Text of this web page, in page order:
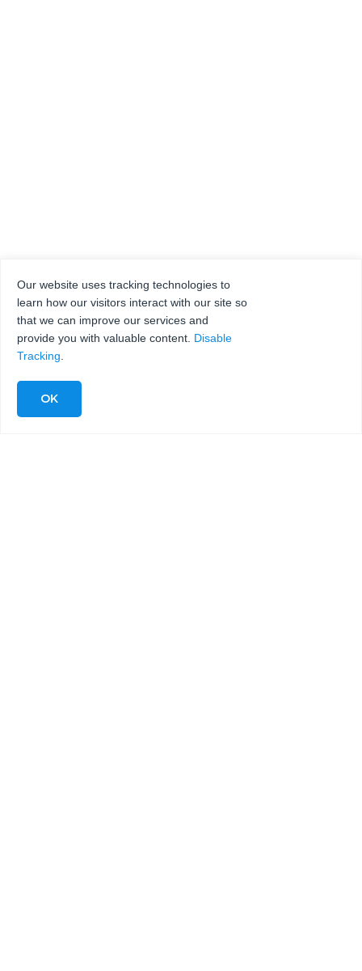
Our website uses tracking technologies to
learn how our visitors interact with our site so
that we can improve our services and
provide you with valuable content. Disable
Tracking